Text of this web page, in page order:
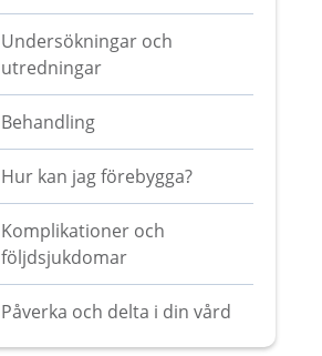
Undersökningar och
utredningar
Behandling
Hur kan jag förebygga?
Komplikationer och
följdsjukdomar
Påverka och delta i din vård